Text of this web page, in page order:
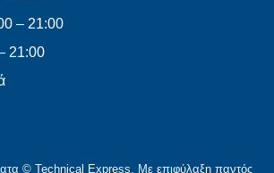
– 21:00
21:00
© Technical Express, Με επιφύλαξη παντός